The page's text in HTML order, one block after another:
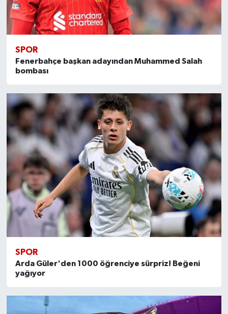
SPOR
Fenerbahçe başkan adayından Muhammed Salah
bombası
SPOR
Arda Güler'den 1000 öğrenciye sürpriz! Beğeni
yağıyor